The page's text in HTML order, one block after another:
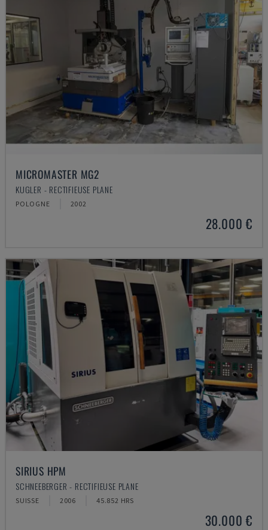
MICROMASTER MG2
KUGLER - RECTIFIEUSE PLANE
POLOGNE 2002
28.000 €
SIRIUS HPM
SCHNEEBERGER - RECTIFIEUSE PLANE
SUISSE 2006 45.852 HRS
30.000 €